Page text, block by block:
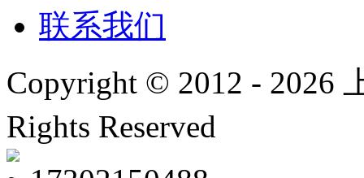
联系我们
Copyright © 2012 - 2026
Rights Reserved